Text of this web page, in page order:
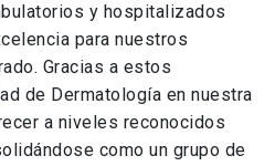
y hospitalizados
para nuestros
Gracias a estos
de Dermatología en nuestra
a niveles reconocidos
como un grupo de